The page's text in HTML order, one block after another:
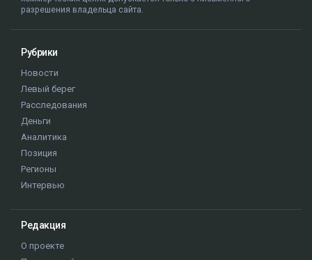
разрешения владельца сайта.
Рубрики
Новости
Левый берег
Расследования
Деньги
Аналитика
Позиция
Регионы
Интервью
Редакция
О проекте